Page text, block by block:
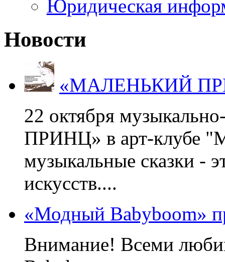
Юридическая
Новости
«МАЛЕНЬКИЙ
22 октября
ПРИНЦ» в арт-клубе
музыкальные сказки -
искусств....
«Модный Babyboom»
Внимание! Всеми